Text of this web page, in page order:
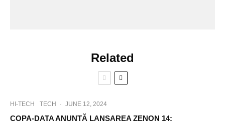
Related
HI-TECH TECH · JUNE 12, 2024
COPA-DATA ANUNȚĂ LANSAREA ZENON 14: